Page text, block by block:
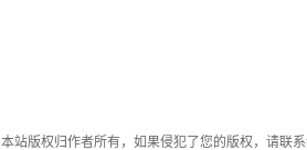
本站版权归作者所有，如果侵犯了您的版权，请联